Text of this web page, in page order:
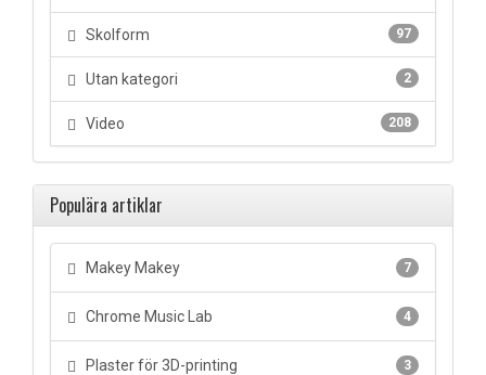
97
Skolform
2
Utan kategori
208
Video
Populära artiklar
7
Makey Makey
4
Chrome Music Lab
3
Plaster för 3D-printing